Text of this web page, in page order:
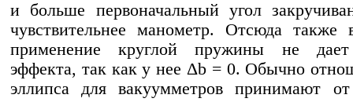
и больше первоначальный угол
чувствительнее манометр. Отсюда также
применение круглой пружины не дает
эффекта, так как у нее Δb = 0. Обычно
эллипса для вакуумметров принимают